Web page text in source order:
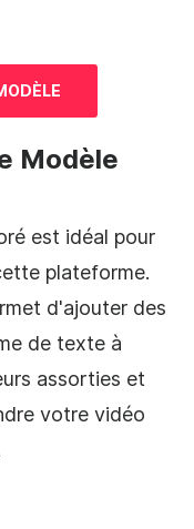
Modèle
est idéal pour
plateforme.
d'ajouter des
de texte à
assorties et
votre vidéo